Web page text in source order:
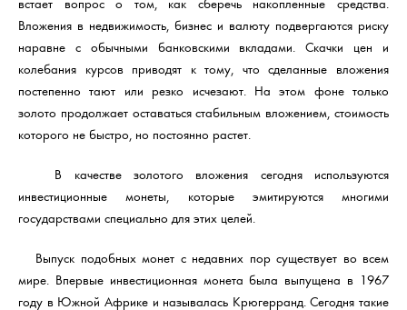
Вложения в недвижимость, бизнес и валюту подвергаются риску
наравне с обычными банковскими вкладами. Скачки цен и
колебания курсов приводят к тому, что сделанные вложения
постепенно тают или резко исчезают. На этом фоне только
золото продолжает оставаться стабильным вложением, стоимость
которого не быстро, но постоянно растет.
В качестве золотого вложения сегодня используются
инвестиционные монеты, которые эмитируются многими
государствами специально для этих целей.
Выпуск подобных монет с недавних пор существует во всем
мире. Впервые инвестиционная монета была выпущена в 1967
году в Южной Африке и называлась Крюгерранд. Сегодня такие